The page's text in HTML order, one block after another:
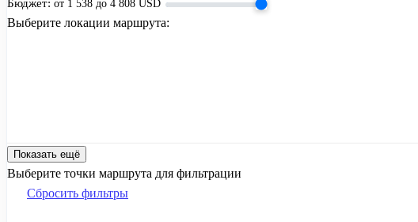
от 1 538 до 4 808 USD
Выберите локации маршрута:
Показать ещё
Выберите точки маршрута для фильтрации
Сбросить фильтры